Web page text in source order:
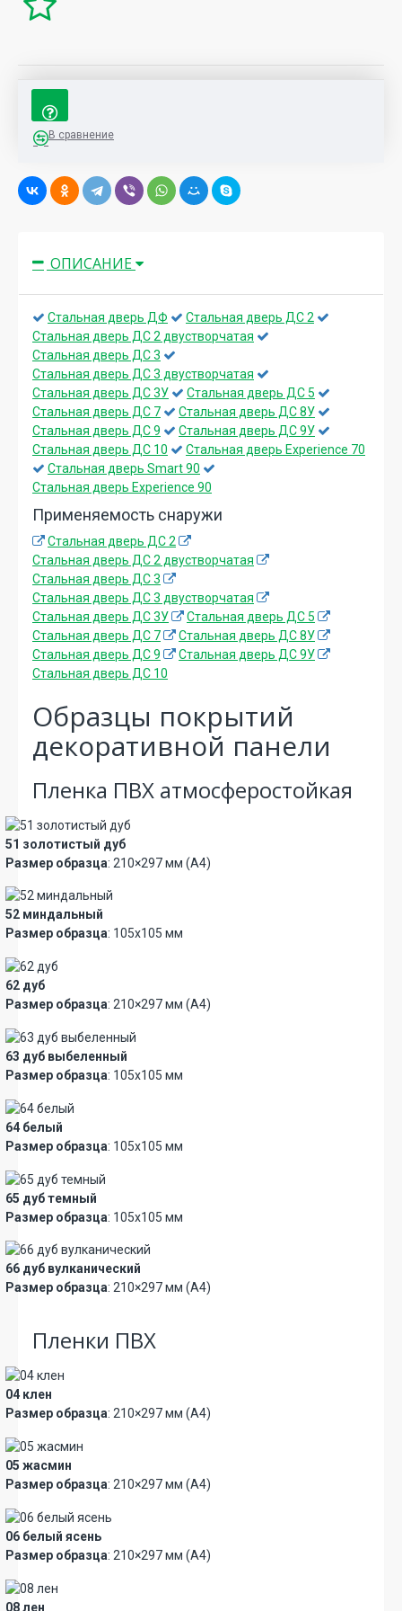
В сравнение
ОПИСАНИЕ
Стальная дверь ДФ
Стальная дверь ДС 2
Стальная дверь ДС 2 двустворчатая
Стальная дверь ДС 3
Стальная дверь ДС 3 двустворчатая
Стальная дверь ДС 3У
Стальная дверь ДС 5
Стальная дверь ДС 7
Стальная дверь ДС 8У
Стальная дверь ДС 9
Стальная дверь ДС 9У
Стальная дверь ДС 10
Стальная дверь Experience 70
Стальная дверь Smart 90
Стальная дверь Experience 90
Применяемость снаружи
Стальная дверь ДС 2
Стальная дверь ДС 2 двустворчатая
Стальная дверь ДС 3
Стальная дверь ДС 3 двустворчатая
Стальная дверь ДС 3У
Стальная дверь ДС 5
Стальная дверь ДС 7
Стальная дверь ДС 8У
Стальная дверь ДС 9
Стальная дверь ДС 9У
Стальная дверь ДС 10
Образцы покрытий
декоративной панели
Пленка ПВХ атмосферостойкая
51 золотистый дуб
Размер образца: 210×297 мм (А4)
52 миндальный
Размер образца: 105х105 мм
62 дуб
Размер образца: 210×297 мм (А4)
63 дуб выбеленный
Размер образца: 105х105 мм
64 белый
Размер образца: 105х105 мм
65 дуб темный
Размер образца: 105х105 мм
66 дуб вулканический
Размер образца: 210×297 мм (А4)
Пленки ПВХ
04 клен
Размер образца: 210×297 мм (А4)
05 жасмин
Размер образца: 210×297 мм (А4)
06 белый ясень
Размер образца: 210×297 мм (А4)
08 лен